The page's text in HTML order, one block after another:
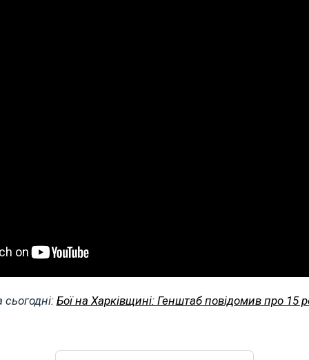
Бої на Харківщині: Генштаб повідомив про 15